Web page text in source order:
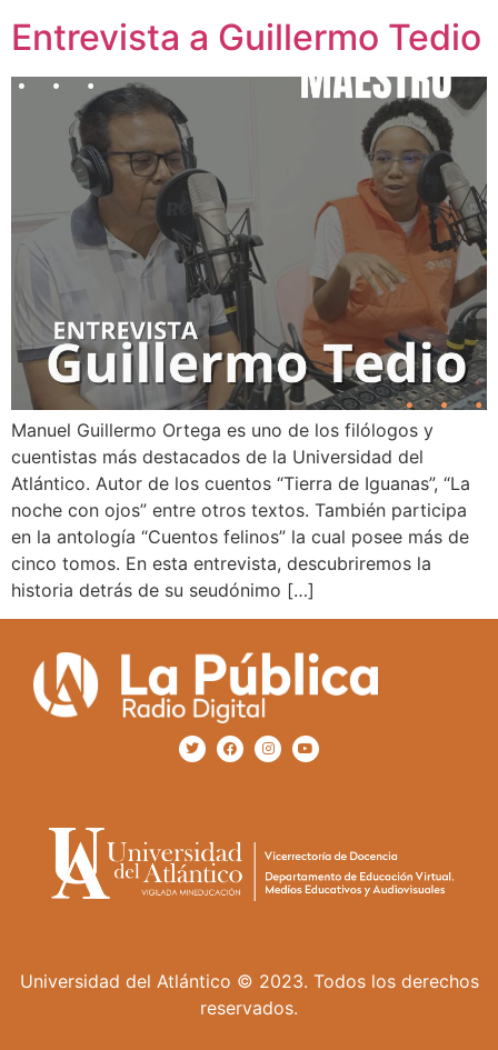
Entrevista a Guillermo Tedio
Manuel Guillermo Ortega es uno de los filólogos y
cuentistas más destacados de la Universidad del
Atlántico. Autor de los cuentos “Tierra de Iguanas”, “La
noche con ojos” entre otros textos. También participa
en la antología “Cuentos felinos” la cual posee más de
cinco tomos. En esta entrevista, descubriremos la
historia detrás de su seudónimo […]
Universidad del Atlántico © 2023. Todos los derechos
reservados.